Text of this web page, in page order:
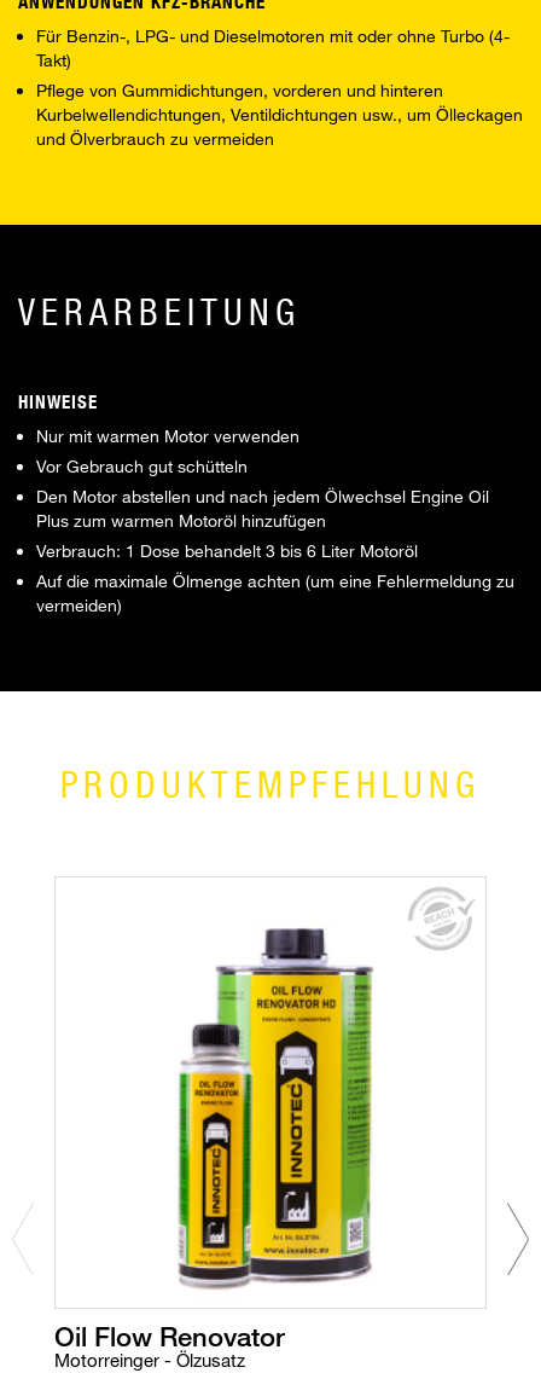
Für Benzin-, LPG- und Dieselmotoren mit oder ohne Turbo (4-
Takt)
Pflege von Gummidichtungen, vorderen und hinteren
Kurbelwellendichtungen, Ventildichtungen usw., um Ölleckagen
und Ölverbrauch zu vermeiden
VERARBEITUNG
HINWEISE
Nur mit warmen Motor verwenden
Vor Gebrauch gut schütteln
Den Motor abstellen und nach jedem Ölwechsel Engine Oil
Plus zum warmen Motoröl hinzufügen
Verbrauch: 1 Dose behandelt 3 bis 6 Liter Motoröl
Auf die maximale Ölmenge achten (um eine Fehlermeldung zu
vermeiden)
PRODUKTEMPFEHLUNG
Oil Flow Renovator
Motorreinger - Ölzusatz